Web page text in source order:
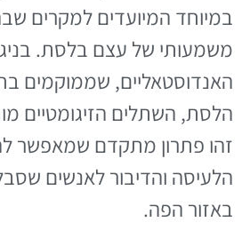
במיוחד המיועדים למקרים
משמעותי של עצם בלסת.
האנדוסטאליים, שממוקמים
הלסת, השתלים הזיגומטיים
זהו פתרון מתקדם שמאפשר
הלעיסה והדיבור לאנשים
באזור הפה.